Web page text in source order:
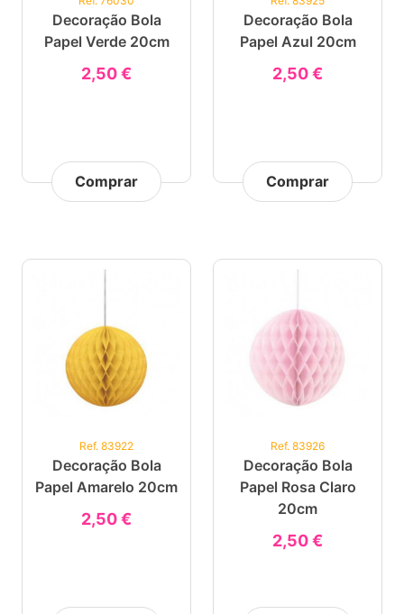
Decoração Bola
Papel Verde 20cm
2,50 €
Comprar
Decoração Bola
Papel Azul 20cm
2,50 €
Comprar
Ref. 83922
Decoração Bola
Papel Amarelo 20cm
2,50 €
Ref. 83926
Decoração Bola
Papel Rosa Claro
20cm
2,50 €